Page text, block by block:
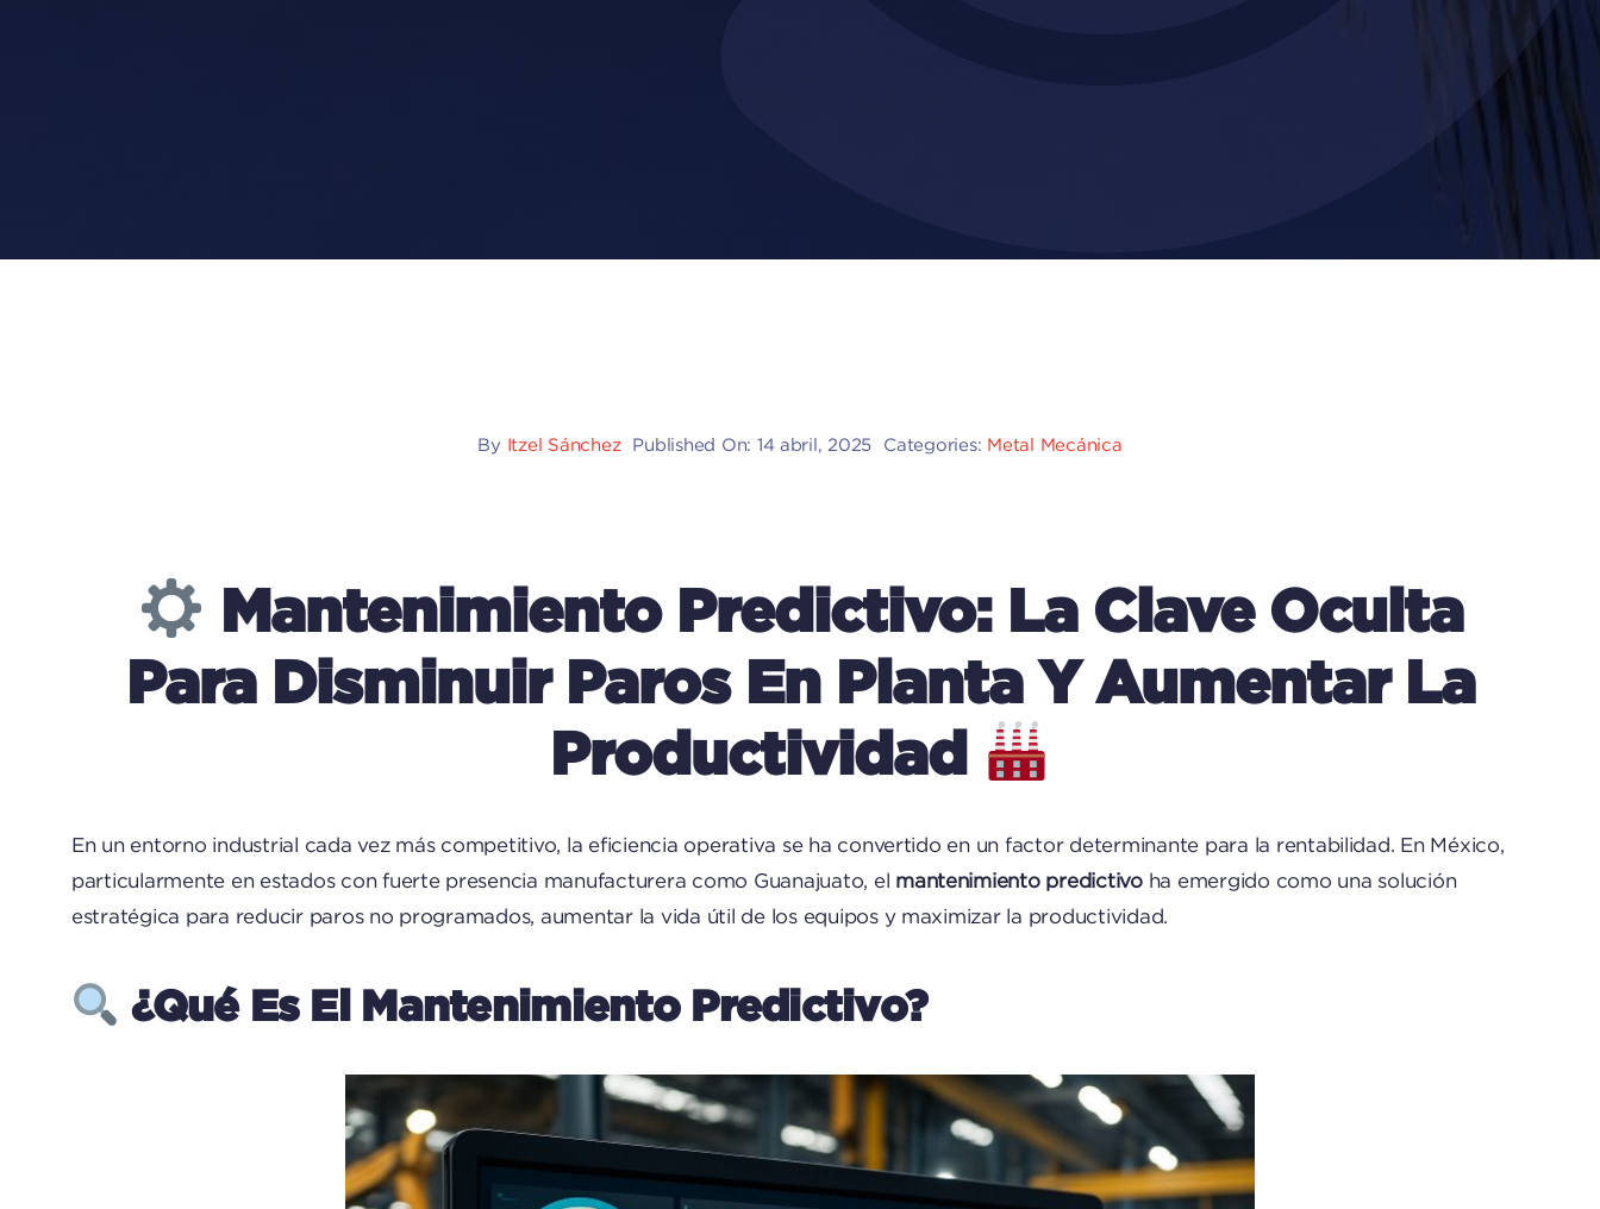
By Itzel Sánchez Published On: 14 abril, 2025 Categories: Metal Mecánica
Mantenimiento Predictivo: La Clave Oculta
Para Disminuir Paros En Planta Y Aumentar La
Productividad
En un entorno industrial cada vez más competitivo, la eficiencia operativa se ha convertido en un factor determinante para la rentabilidad. En México,
particularmente en estados con fuerte presencia manufacturera como Guanajuato, el mantenimiento predictivoha emergido como una solución
estratégica para reducir paros no programados, aumentar la vida útil de los equipos y maximizar la productividad.
¿Qué Es El Mantenimiento Predictivo?